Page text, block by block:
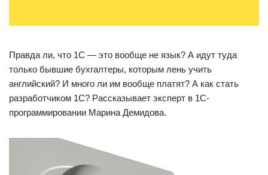
Правда ли, что 1С — это вообще не язык? А идут туда
только бывшие бухгалтеры, которым лень учить
английский? И много ли им вообще платят? А как стать
разработчиком 1С? Рассказывает эксперт в 1С-
программировании Марина Демидова.